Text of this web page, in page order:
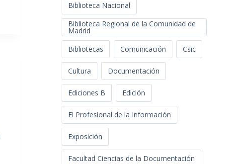
Biblioteca Nacional
Biblioteca Regional de la Comunidad de
Madrid
Bibliotecas
Comunicación Csic
Cultura Documentación
Ediciones B Edición
El Profesional de la Información
Exposición
Facultad Ciencias de la Documentación